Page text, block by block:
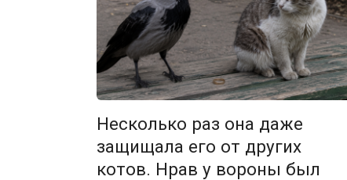
Несколько раз она даже
защищала его от других
котов. Нрав у вороны был